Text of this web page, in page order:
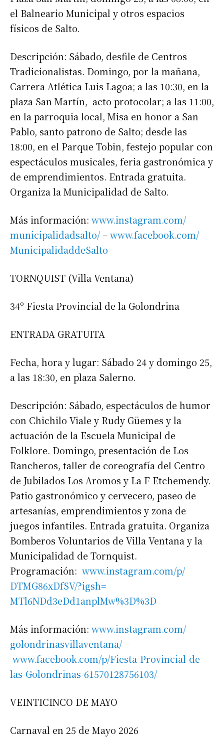
Apellidos
el Balneario Municipal y otros espacios
físicos de Salto.
Descripción: Sábado, desfile de Centros
Tradicionalistas. Domingo, por la mañana,
Carrera Atlética Luis Lagoa; a las 10:30, en la
plaza San Martín, acto protocolar; a las 11:00,
en la parroquia local, Misa en honor a San
Pablo, santo patrono de Salto; desde las
18:00, en el Parque Tobin, festejo popular con
espectáculos musicales, feria gastronómica y
de emprendimientos. Entrada gratuita.
Organiza la Municipalidad de Salto.
Más información: www.instagram.com/
municipalidadsalto/–www.facebook.com/
MunicipalidaddeSalto
TORNQUIST (Villa Ventana)
34º Fiesta Provincial de la Golondrina
ENTRADA GRATUITA
Fecha, hora y lugar: Sábado 24 y domingo 25,
a las 18:30, en plaza Salerno.
Descripción: Sábado, espectáculos de humor
con Chichilo Viale y Rudy Güemes y la
actuación de la Escuela Municipal de
Folklore. Domingo, presentación de Los
Rancheros, taller de coreografía del Centro
de Jubilados Los Aromos y La F Etchemendy.
Patio gastronómico y cervecero, paseo de
artesanías, emprendimientos y zona de
juegos infantiles. Entrada gratuita. Organiza
Bomberos Voluntarios de Villa Ventana y la
Municipalidad de Tornquist.
Programación: www.instagram.com/p/
DTMG86xDfSV/?igsh=
MTl6NDd3eDd1anplMw%3D%3D
Más información: www.instagram.com/
golondrinasvillaventana/–
www.facebook.com/p/Fiesta-Provincial-de-
las-Golondrinas-61570128756103/
VEINTICINCO DE MAYO
Carnaval en 25 de Mayo 2026